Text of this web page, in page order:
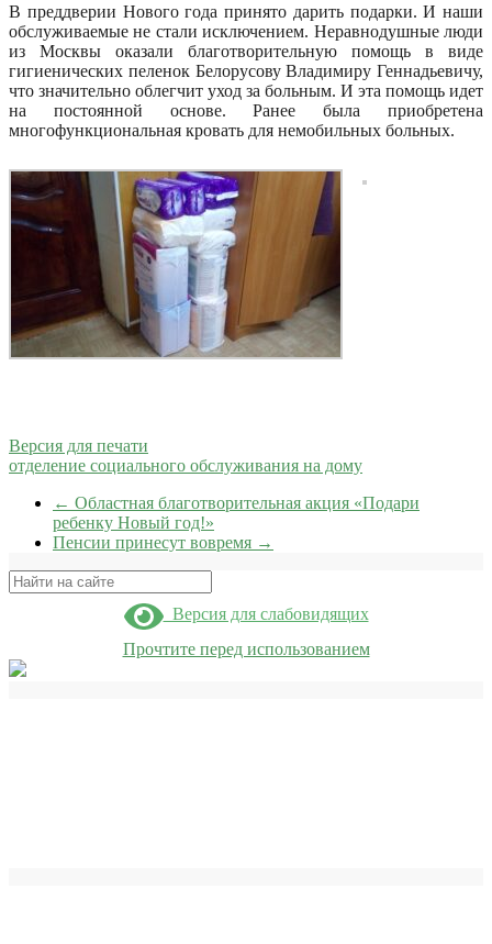
В преддверии Нового года принято дарить подарки. И наши
обслуживаемые не стали исключением. Неравнодушные люди
из Москвы оказали благотворительную помощь в виде
гигиенических пеленок Белорусову Владимиру Геннадьевичу,
что значительно облегчит уход за больным. И эта помощь идет
на постоянной основе. Ранее была приобретена
многофункциональная кровать для немобильных больных.
Версия для печати
отделение социального обслуживания на дому
← Областная благотворительная акция «Подари
ребенку Новый год!»
Пенсии принесут вовремя →
Поиск
Версия для слабовидящих
Прочтите перед использованием